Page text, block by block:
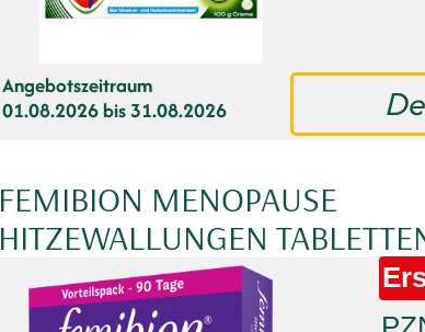
Angebotszeitraum
01.08.2026 bis 31.08.2026
FEMIBION MENOPAUSE
HITZEWALLUNGEN